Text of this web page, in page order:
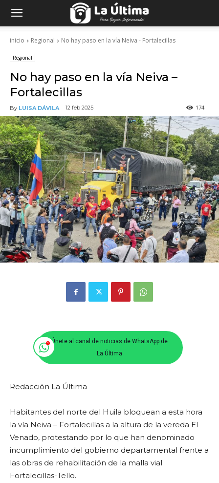
inicio Regional No hay paso en la vía Neiva - Fortalecillas
Regional
No hay paso en la vía Neiva –
Fortalecillas
By LUISA DÁVILA 12 feb 2025 174
Únete al canal de noticias de WhatsApp de
La Última
Redacción La Última
Habitantes del norte del Huila bloquean a esta hora
la vía Neiva – Fortalecillas a la altura de la vereda El
Venado, protestando por lo que han denominado
incumplimiento del gobierno departamental frente a
las obras de rehabilitación de la malla vial
Fortalecillas-Tello.